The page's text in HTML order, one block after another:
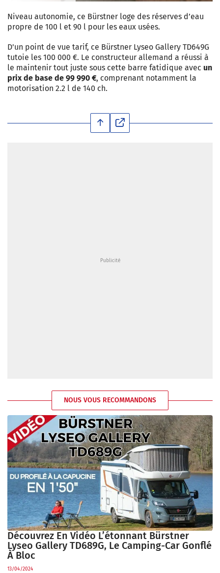
Niveau autonomie, ce Bürstner loge des réserves d’eau
propre de 100 l et 90 l pour les eaux usées.
D'un point de vue tarif, ce Bürstner Lyseo Gallery TD649G
tutoie les 100 000 €. Le constructeur allemand a réussi à
le maintenir tout juste sous cette barre fatidique avec un
prix de base de 99 990 €, comprenant notamment la
motorisation 2.2 l de 140 ch.
NOUS VOUS RECOMMANDONS
Découvrez En Vidéo L’étonnant Bürstner
Lyseo Gallery TD689G, Le Camping-Car Gonflé
À Bloc
13/04/2024